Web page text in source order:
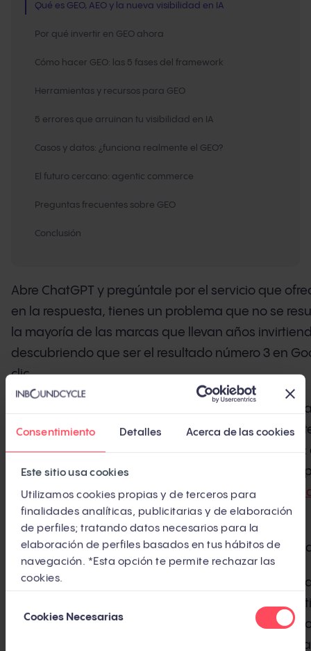
Consentimiento Detalles Acerca de las cookies
Este sitio usa cookies
Utilizamos cookies propias y de terceros para
finalidades analíticas, publicitarias y de elaboración
de perfiles; tratando datos necesarios para la
elaboración de perfiles basados en tus hábitos de
navegación. *Esta opción te permite rechazar las
cookies.
deCookies Necesarias
Qué es GEO, AEO y la nueva visibilidad en IA
Por qué invertir en GEO ahora
Cómo hacer GEO: las 5 fases del framework
Herramientas y recursos para GEO
5 errores que arruinan tu visibilidad en IA
Casos y datos: ¿funciona realmente el GEO?
El futuro cercano: agentic commerce
Preguntas frecuentes sobre GEO
Conclusión
Abre ChatGPT y pregúntale por el servicio que
en la respuesta, tienes un problema que no se
la mayoría de las marcas que llevan años
descubriendo que ser el resultado número 3 en
clic.
ChatGPT supera los 800 millones de usuarios
azules, ahora hay una respuesta generada por
fuentes y descarta al resto. El resultado ya se nota:
búsquedas donde aparecen AI Overviews (las
directamente en los resultados), según un
estudio
42 organizaciones.
Si la IA responde por ti, ¿para qué entra el usuario
GEO es la respuesta a esa pregunta. No sustituye
En este artículo no vas a encontrar una lista de
framework de 5 fases, construido a partir de 9
datos de estudios académicos y de mercado,